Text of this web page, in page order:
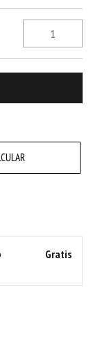
Gratis